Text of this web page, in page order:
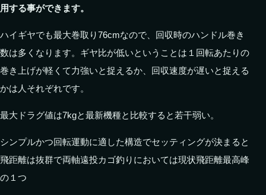
用する事ができます。
ハイギヤでも最大巻取り76cmなので、回収時のハンドル巻き
数は多くなります。ギヤ比が低いということは１回転あたりの
巻き上げが軽くて力強いと捉えるか、回収速度が遅いと捉える
かは人それぞれです。
最大ドラグ値は7kgと最新機種と比較すると若干弱い。
シンプルかつ回転運動に適した構造でセッティングが決まると
飛距離は抜群で両軸遠投カゴ釣りにおいては現状飛距離最高峰
の１つ